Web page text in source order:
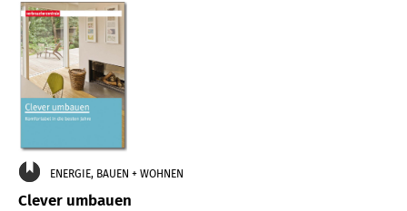
ENERGIE, BAUEN + WOHNEN
Clever umbauen